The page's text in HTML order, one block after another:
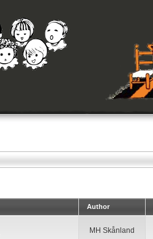
Author
MH Skånland